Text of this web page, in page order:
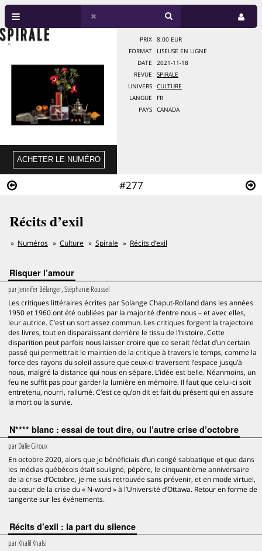
#277
PRIX
8.00 EUR
FORMAT
LISEUSE EN LIGNE
DATE
2021-11-18
REVUE
SPIRALE
UNIVERS
CULTURE
LANGUE
FR
PAYS
CANADA
Récits d’exil
Numéros Culture Spirale Récits d’exil
Risquer l’amour
parJennifer Bélanger, Stéphanie Roussel
Les critiques littéraires écrites par Solange Chaput-Rolland dans les années
1950 et 1960 ont été oubliées par la majorité d’entre nous – et avec elles,
leur autrice. C’est un sort assez commun. Les critiques forgent la trajectoire
des livres, tout en disparaissant derrière le tissu de l’histoire. Cette
disparition peut parfois nous laisser croire que ce serait l’éclat d’un certain
passé qui permettrait le maintien de la critique à travers le temps, comme la
force des rayons du soleil assure que ceux-ci traversent l’espace jusqu’à
nous, malgré la distance qui nous en sépare. L’idée est belle. Néanmoins, un
feu ne suffit pas pour garder la lumière en mémoire. Il faut que celui-ci soit
entretenu, nourri, rallumé. C’est ce qu’on dit et fait du présent qui en assure
la mort ou la survie.
N**** blanc : essai de tout dire, ou l’autre crise d’octobre
parDalie Giroux
En octobre 2020, alors que je bénéficiais d’un congé sabbatique et que dans
les médias québécois était souligné, pépère, le cinquantième anniversaire
de la crise d’Octobre, je me suis retrouvée sans prévenir, et en mode virtuel,
au cœur de la crise du « N-word » à l’Université d’Ottawa. Retour en forme de
tangente sur les événements.
Récits d’exil : la part du silence
parKhalil Khalsi